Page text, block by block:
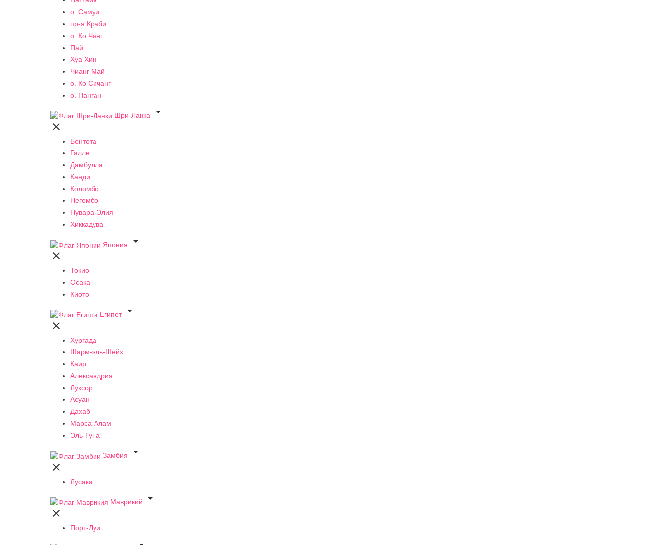
о. Самуи
пр-я Краби
о. Ко Чанг
Пай
Хуа Хин
Чианг Май
о. Ко Сичанг
о. Панган
Шри-Ланка


Бентота
Галле
Дамбулла
Канди
Коломбо
Негомбо
Нувара-Элия
Хиккадува
Япония


Токио
Осака
Киото
Египет


Хургада
Шарм-эль-Шейх
Каир
Александрия
Луксор
Асуан
Дахаб
Марса-Алам
Эль-Гуна
Замбия


Лусака
Маврикий


Порт-Луи